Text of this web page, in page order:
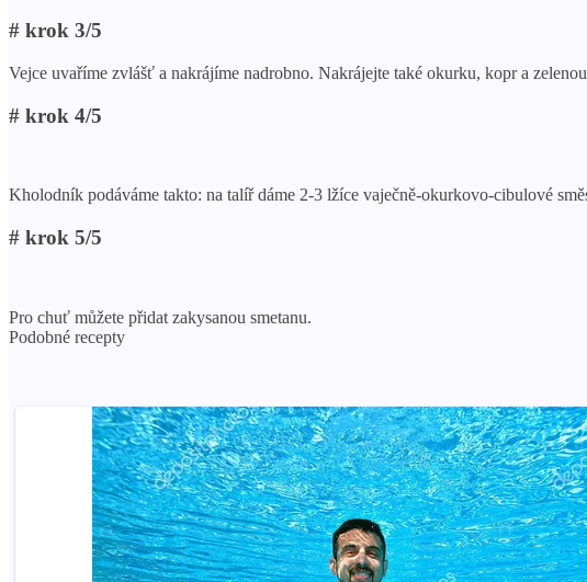
# krok 3/5
Vejce uvaříme zvlášť a nakrájíme nadrobno. Nakrájejte také okurku, kopr a
# krok 4/5
Kholodník podáváme takto: na talíř dáme 2-3 lžíce vaječně-okurkovo-cibulové
# krok 5/5
Pro chuť můžete přidat zakysanou smetanu.
Podobné recepty